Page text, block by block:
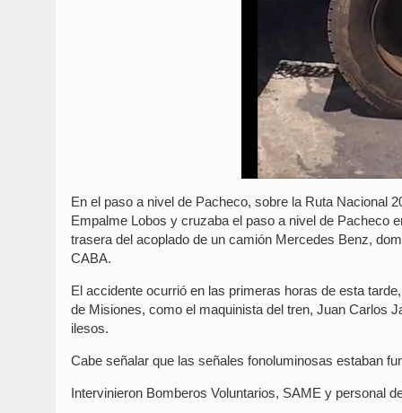
En el paso a nivel de Pacheco, sobre la Ruta Nacional
Empalme Lobos y cruzaba el paso a nivel de Pacheco
trasera del acoplado de un camión Mercedes Benz,
CABA.
El accidente ocurrió en las primeras horas de esta
de Misiones, como el maquinista del tren, Juan Carlos
ilesos.
Cabe señalar que las señales fonoluminosas estaban
Intervinieron Bomberos Voluntarios, SAME y personal